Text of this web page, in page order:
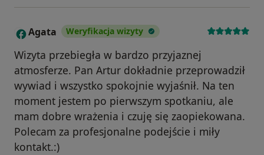
A Agata Weryfikacja wizyty
Wizyta przebiegła w bardzo przyjaznej
atmosferze. Pan Artur dokładnie przeprowadził
wywiad i wszystko spokojnie wyjaśnił. Na ten
moment jestem po pierwszym spotkaniu, ale
mam dobre wrażenia i czuję się zaopiekowana.
Polecam za profesjonalne podejście i miły
kontakt.:)